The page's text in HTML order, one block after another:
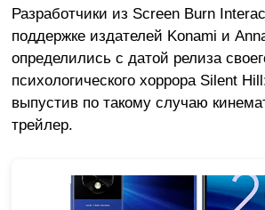
Разработчики из Screen Burn
поддержке издателей Konami и
определились с датой релиза
психологического хоррора Silent
выпустив по такому случаю
трейлер.